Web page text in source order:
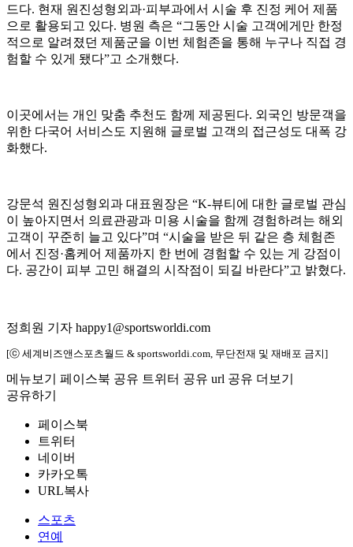
드다. 현재 원진성형외과·피부과에서 시술 후 진정 케어 제품
으로 활용되고 있다. 병원 측은 “그동안 시술 고객에게만 한정
적으로 알려졌던 제품군을 이번 체험존을 통해 누구나 직접 경
험할 수 있게 됐다”고 소개했다.
이곳에서는 개인 맞춤 추천도 함께 제공된다. 외국인 방문객을
위한 다국어 서비스도 지원해 글로벌 고객의 접근성도 대폭 강
화했다.
강문석 원진성형외과 대표원장은 “K-뷰티에 대한 글로벌 관심
이 높아지면서 의료관광과 미용 시술을 함께 경험하려는 해외
고객이 꾸준히 늘고 있다”며 “시술을 받은 뒤 같은 층 체험존
에서 진정·홈케어 제품까지 한 번에 경험할 수 있는 게 강점이
다. 공간이 피부 고민 해결의 시작점이 되길 바란다”고 밝혔다.
정희원 기자 happy1@sportsworldi.com
[ⓒ 세계비즈앤스포츠월드 & sportsworldi.com, 무단전재 및 재배포 금지]
메뉴보기 페이스북 공유 트위터 공유 url 공유 더보기
공유하기
페이스북
트위터
네이버
카카오톡
URL복사
스포츠
연예